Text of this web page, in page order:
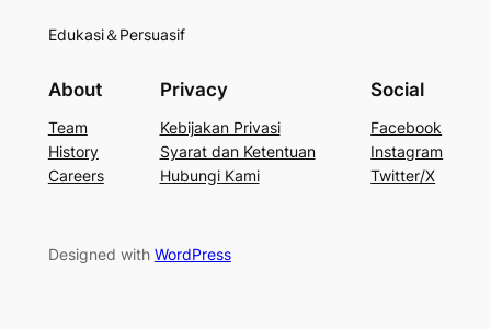
Edukasi＆Persuasif
About
Team
History
Careers
Privacy
Kebijakan Privasi
Syarat dan Ketentuan
Hubungi Kami
Social
Facebook
Instagram
Twitter/X
Designed with WordPress